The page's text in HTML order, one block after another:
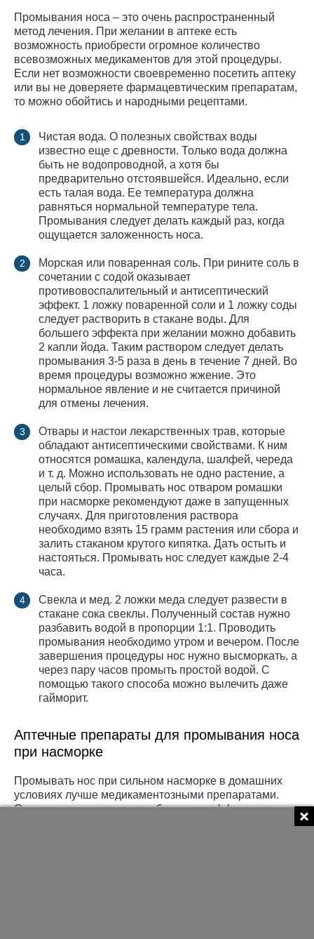
Промывания носа – это очень распространенный
метод лечения. При желании в аптеке есть
возможность приобрести огромное количество
всевозможных медикаментов для этой процедуры.
Если нет возможности своевременно посетить аптеку
или вы не доверяете фармацевтическим препаратам,
то можно обойтись и народными рецептами.
Чистая вода. О полезных свойствах воды
известно еще с древности. Только вода должна
быть не водопроводной, а хотя бы
предварительно отстоявшейся. Идеально, если
есть талая вода. Ее температура должна
равняться нормальной температуре тела.
Промывания следует делать каждый раз, когда
ощущается заложенность носа.
Морская или поваренная соль. При рините соль в
сочетании с содой оказывает
противовоспалительный и антисептический
эффект. 1 ложку поваренной соли и 1 ложку соды
следует растворить в стакане воды. Для
большего эффекта при желании можно добавить
2 капли йода. Таким раствором следует делать
промывания 3-5 раза в день в течение 7 дней. Во
время процедуры возможно жжение. Это
нормальное явление и не считается причиной
для отмены лечения.
Отвары и настои лекарственных трав, которые
обладают антисептическими свойствами. К ним
относятся ромашка, календула, шалфей, череда
и т. д. Можно использовать не одно растение, а
целый сбор. Промывать нос отваром ромашки
при насморке рекомендуют даже в запущенных
случаях. Для приготовления раствора
необходимо взять 15 грамм растения или сбора и
залить стаканом крутого кипятка. Дать остыть и
настояться. Промывать нос следует каждые 2-4
часа.
Свекла и мед. 2 ложки меда следует развести в
стакане сока свеклы. Полученный состав нужно
разбавить водой в пропорции 1:1. Проводить
промывания необходимо утром и вечером. После
завершения процедуры нос нужно высморкать, а
через пару часов промыть простой водой. С
помощью такого способа можно вылечить даже
гайморит.
Аптечные препараты для промывания носа
при насморке
Промывать нос при сильном насморке в домашних
условиях лучше медикаментозными препаратами.
Они позволяют достигнуть большего эффекта за